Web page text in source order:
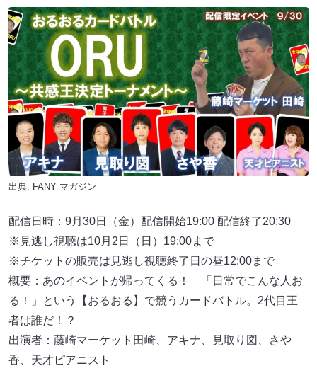
出典: FANY マガジン
配信日時：9月30日（金）配信開始19:00 配信終了20:30
※見逃し視聴は10月2日（日）19:00まで
※チケットの販売は⾒逃し視聴終了⽇の昼12:00まで
概要：あのイベントが帰ってくる！ 「日常でこんな人お
る！」という【おるおる】で競うカードバトル。2代目王
者は誰だ！？
出演者：藤崎マーケット田崎、アキナ、見取り図、さや
香、天才ピアニスト